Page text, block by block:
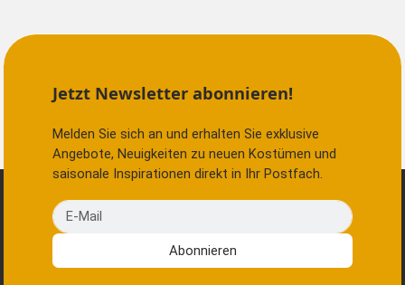
Jetzt Newsletter abonnieren!
Melden Sie sich an und erhalten Sie exklusive
Angebote, Neuigkeiten zu neuen Kostümen und
saisonale Inspirationen direkt in Ihr Postfach.
E-Mail
Abonnieren